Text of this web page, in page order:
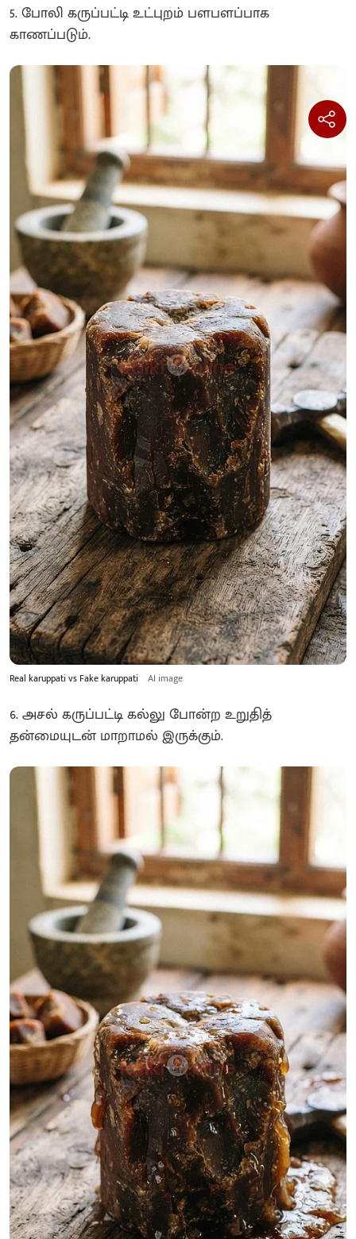
5. போலி கருப்பட்டி உட்புறம் பளபளப்பாக
காணப்படும்.
Real karuppati vs Fake karuppati AI image
6. அசல் கருப்பட்டி கல்லு போன்ற உறுதித்
தன்மையுடன் மாறாமல் இருக்கும்.